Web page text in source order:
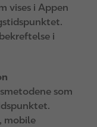
vises i Appen
i
som
mobile